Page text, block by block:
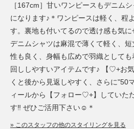
［167cm］甘いワンピースもデニム
になります♪＊ワンピースは軽く、程
す。裏地も付いてるので透け感も気
デニムシャツは麻混で薄くて軽く、
性も良く、身幅も広めで羽織として
回ししやすいアイテムです♪ 【♡+お
くと後から見返しやすく、さらに"50
ィールから【フォロー♡+】していた
す‼︎ ぜひご活用下さい☺︎＊
» このスタッフの他のスタイリングを見る